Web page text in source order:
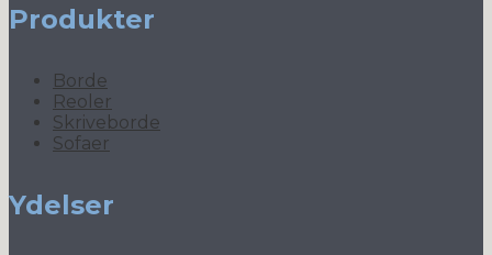
Produkter
Borde
Reoler
Skriveborde
Sofaer
Ydelser